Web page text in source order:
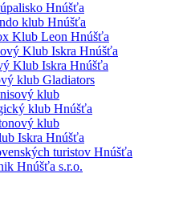
Hnúšťa
klub Hnúšťa
Klub Leon Hnúšťa
Klub Iskra Hnúšťa
Klub Iskra Hnúšťa
klub Gladiators
klub
klub Hnúšťa
klub
Iskra Hnúšťa
turistov Hnúšťa
Hnúšťa s.r.o.